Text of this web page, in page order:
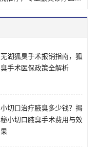
芜湖狐臭手术报销指南，狐
臭手术医保政策全解析
小切口治疗腋臭多少钱？揭
秘小切口腋臭手术费用与效
果